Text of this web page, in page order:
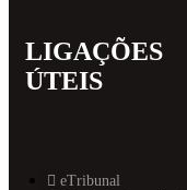
LIGAÇÕES
ÚTEIS
eTribunal